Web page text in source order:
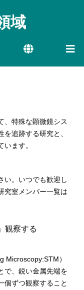
域
、特殊な顕微鏡シス
追跡する研究と、
ます。
い。いつでも歓迎し
究室メンバー一覧は
観察する
Microscopy:STM）
で、鋭い金属先端を
個ずつ観察すること